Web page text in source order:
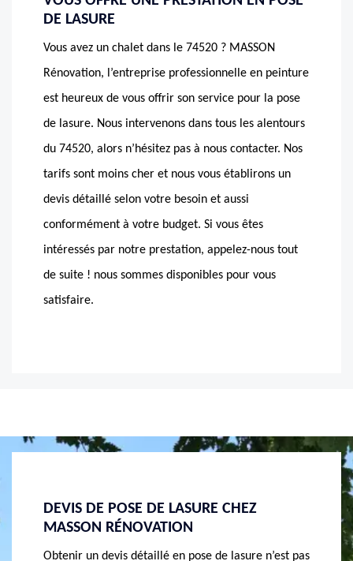
DE LASURE
Vous avez un chalet dans le 74520 ? MASSON
Rénovation, l’entreprise professionnelle en peinture
est heureux de vous offrir son service pour la pose
de lasure. Nous intervenons dans tous les alentours
du 74520, alors n’hésitez pas à nous contacter. Nos
tarifs sont moins cher et nous vous établirons un
devis détaillé selon votre besoin et aussi
conformément à votre budget. Si vous êtes
intéressés par notre prestation, appelez-nous tout
de suite ! nous sommes disponibles pour vous
satisfaire.
BIEN APPLIQUER UNE LASURE AVEC
MASSON RÉNOVATION À JONZIER
EPAGNY
Etes-